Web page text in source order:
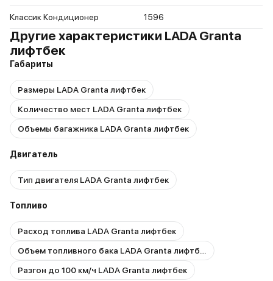
Классик Кондиционер 1596
Другие характеристики LADA Granta
лифтбек
Габариты
Размеры LADA Granta лифтбек
Количество мест LADA Granta лифтбек
Объемы багажника LADA Granta лифтбек
Двигатель
Тип двигателя LADA Granta лифтбек
Топливо
Расход топлива LADA Granta лифтбек
Разгон до 100 км/ч LADA Granta лифтбек